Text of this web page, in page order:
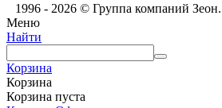
1996 - 2026 © Группа компаний
Меню
Найти
Корзина
Корзина
Корзина пуста